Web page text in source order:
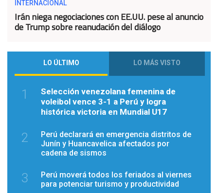
INTERNACIONAL
Irán niega negociaciones con EE.UU. pese al anuncio
de Trump sobre reanudación del diálogo
LO ÚLTIMO LO MÁS VISTO
1
Selección venezolana femenina de
voleibol vence 3-1 a Perú y logra
histórica victoria en Mundial U17
2
Perú declarará en emergencia distritos de
Junín y Huancavelica afectados por
cadena de sismos
3
Perú moverá todos los feriados al viernes
para potenciar turismo y productividad